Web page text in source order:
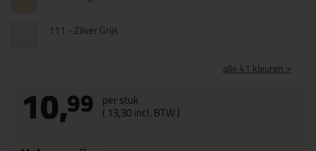
111 - Zilver Grijs
alle 41 kleuren >
10,99 per stuk
( 13,30incl. BTW )